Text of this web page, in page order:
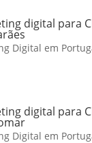
digital para
Digital em
digital para
Digital em